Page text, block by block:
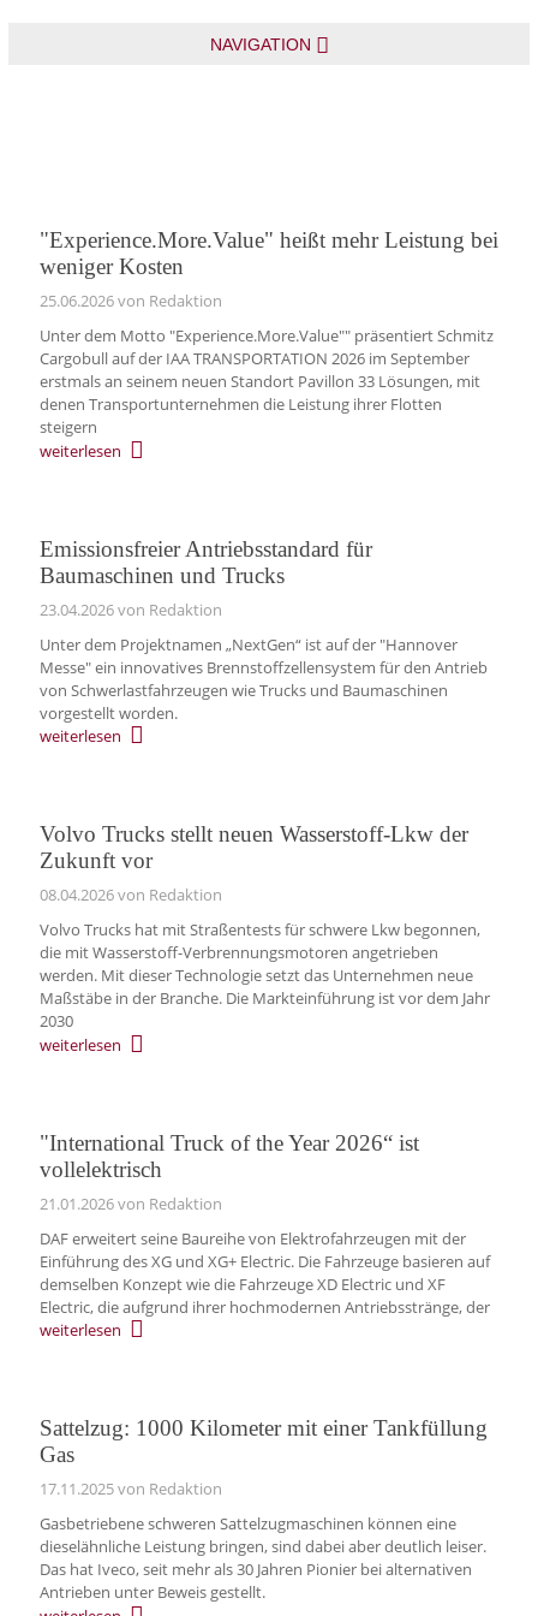
NAVIGATION
"Experience.More.Value" heißt mehr Leistung bei
weniger Kosten
25.06.2026von Redaktion
Unter dem Motto "Experience.More.Value"" präsentiert Schmitz
Cargobull auf der IAA TRANSPORTATION 2026 im September
erstmals an seinem neuen Standort Pavillon 33 Lösungen, mit
denen Transportunternehmen die Leistung ihrer Flotten
steigern
weiterlesen
Emissionsfreier Antriebsstandard für
Baumaschinen und Trucks
23.04.2026von Redaktion
Unter dem Projektnamen „NextGen“ ist auf der "Hannover
Messe" ein innovatives Brennstoffzellensystem für den Antrieb
von Schwerlastfahrzeugen wie Trucks und Baumaschinen
vorgestellt worden.
weiterlesen
Volvo Trucks stellt neuen Wasserstoff‑Lkw der
Zukunft vor
08.04.2026von Redaktion
Volvo Trucks hat mit Straßentests für schwere Lkw begonnen,
die mit Wasserstoff-Verbrennungsmotoren angetrieben
werden. Mit dieser Technologie setzt das Unternehmen neue
Maßstäbe in der Branche. Die Markteinführung ist vor dem Jahr
2030
weiterlesen
"International Truck of the Year 2026“ ist
vollelektrisch
21.01.2026von Redaktion
DAF erweitert seine Baureihe von Elektrofahrzeugen mit der
Einführung des XG und XG+ Electric. Die Fahrzeuge basieren auf
demselben Konzept wie die Fahrzeuge XD Electric und XF
Electric, die aufgrund ihrer hochmodernen Antriebsstränge, der
weiterlesen
Sattelzug: 1000 Kilometer mit einer Tankfüllung
Gas
17.11.2025von Redaktion
Gasbetriebene schweren Sattelzugmaschinen können eine
dieselähnliche Leistung bringen, sind dabei aber deutlich leiser.
Das hat Iveco, seit mehr als 30 Jahren Pionier bei alternativen
Antrieben unter Beweis gestellt.